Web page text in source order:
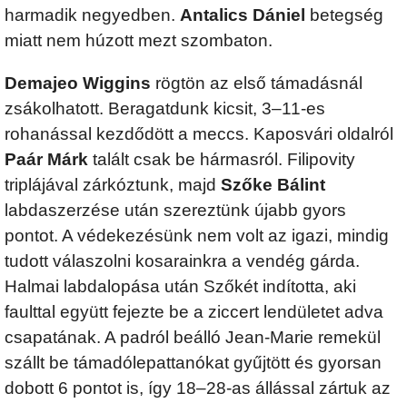
harmadik negyedben. Antalics Dániel betegség
miatt nem húzott mezt szombaton.
Demajeo Wiggins rögtön az első támadásnál
zsákolhatott. Beragatdunk kicsit, 3–11-es
rohanással kezdődött a meccs. Kaposvári oldalról
Paár Márk talált csak be hármasról. Filipovity
triplájával zárkóztunk, majd Szőke Bálint
labdaszerzése után szereztünk újabb gyors
pontot. A védekezésünk nem volt az igazi, mindig
tudott válaszolni kosarainkra a vendég gárda.
Halmai labdalopása után Szőkét indította, aki
faulttal együtt fejezte be a ziccert lendületet adva
csapatának. A padról beálló Jean-Marie remekül
szállt be támadólepattanókat gyűjtött és gyorsan
dobott 6 pontot is, így 18–28-as állással zártuk az